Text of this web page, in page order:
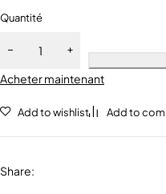
Quantité
Acheter maintenant
Add to wishlist Add to
Share: